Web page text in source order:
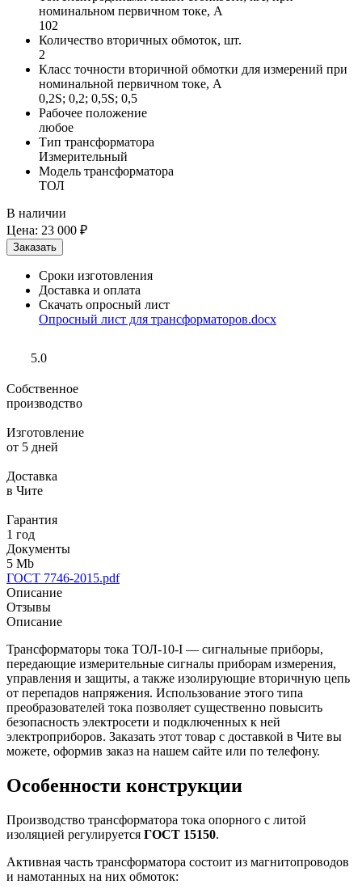
номинальном первичном токе, А
102
Количество вторичных обмоток, шт.
2
Класс точности вторичной обмотки для измерений при
номинальной первичном токе, А
0,2S; 0,2; 0,5S; 0,5
Рабочее положение
любое
Тип трансформатора
Измерительный
Модель трансформатора
ТОЛ
В наличии
Цена: 23 000 ₽
Сроки изготовления
Доставка и оплата
Скачать опросный лист
Опросный лист для трансформаторов.docx
5.0
Собственное
производство
Изготовление
от 5 дней
Доставка
в Чите
Гарантия
1 год
Документы
5 Mb
ГОСТ 7746-2015.pdf
Описание
Отзывы
Описание
Трансформаторы тока ТОЛ-10-I — сигнальные приборы,
передающие измерительные сигналы приборам измерения,
управления и защиты, а также изолирующие вторичную цепь
от перепадов напряжения. Использование этого типа
преобразователей тока позволяет существенно повысить
безопасность электросети и подключенных к ней
электроприборов. Заказать этот товар с доставкой в Чите вы
можете, оформив заказ на нашем сайте или по телефону.
Особенности конструкции
Производство трансформатора тока опорного с литой
изоляцией регулируется ГОСТ 15150.
Активная часть трансформатора состоит из магнитопроводов
и намотанных на них обмоток: